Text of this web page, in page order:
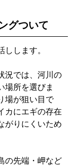
グついて
します。
況では、河川の
場所を選びま
場が狙い目で
カにエギの存在
がりにくいため
の先端・岬など